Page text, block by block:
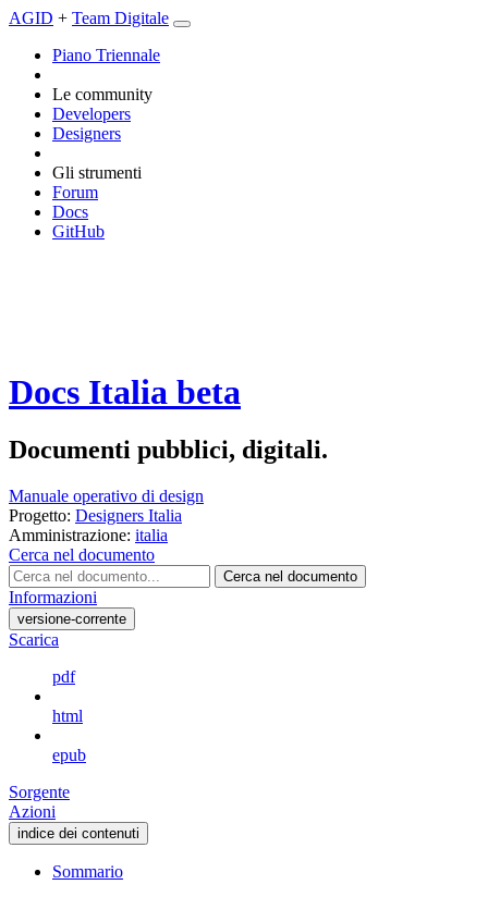
AGID + Team Digitale
Piano Triennale
Le community
Developers
Designers
Gli strumenti
Forum
Docs
GitHub
Docs Italia beta
Documenti pubblici, digitali.
Manuale operativo di design
Progetto: Designers Italia
Amministrazione: italia
Cerca nel documento
Cerca nel documento
Informazioni
versione-corrente
Scarica
pdf
html
epub
Sorgente
Azioni
indice dei contenuti
Sommario